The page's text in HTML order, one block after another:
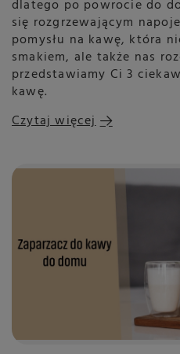
dlatego po powrocie do
się rozgrzewającym
pomysłu na kawę, która
smakiem, ale także nas
przedstawiamy Ci 3
kawę.
Czytaj więcej